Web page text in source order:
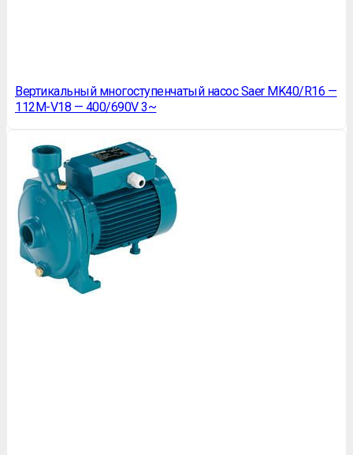
Вертикальный многоступенчатый насос Saer MK40/R16 —
112M-V18 — 400/690V 3~